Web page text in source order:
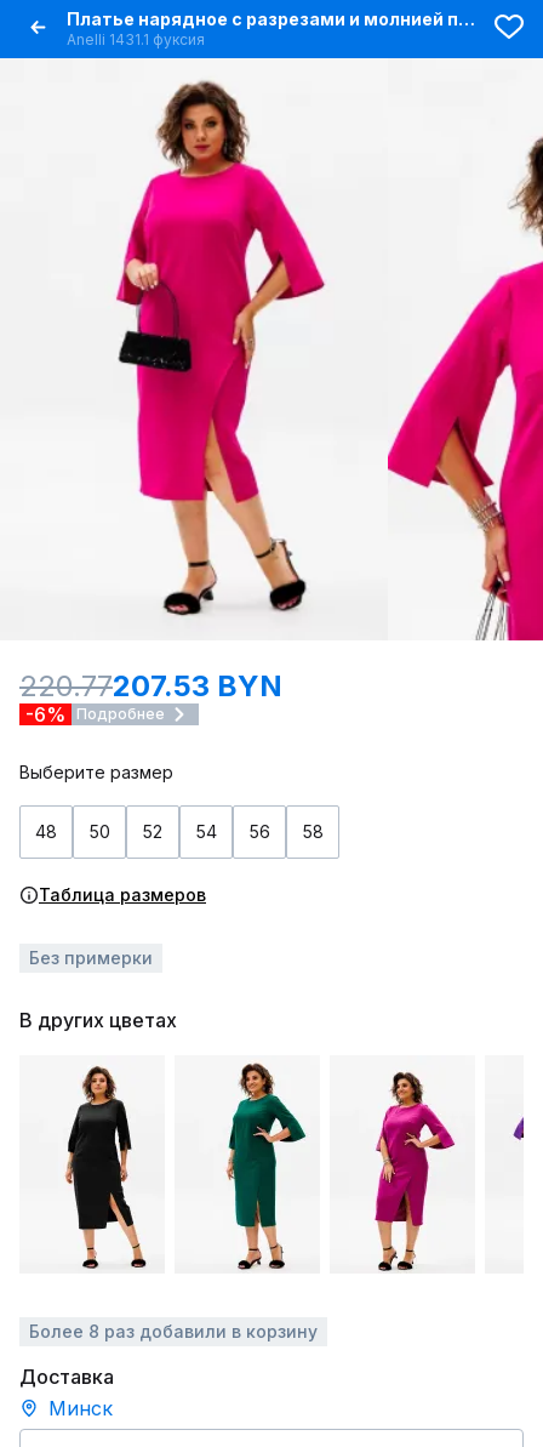
Платье нарядное с разрезами и молнией по спинке
Anelli 1431.1 фуксия
220.77207.53 BYN
-6% Подробнее
Выберите размер
48 50 52 54 56 58
Таблица размеров
Без примерки
В других цветах
Более 8 раз добавили в корзину
Доставка
Минск